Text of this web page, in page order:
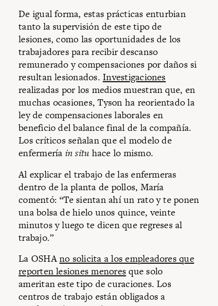
De igual forma, estas prácticas enturbian
tanto la supervisión de este tipo de
lesiones, como las oportunidades de los
trabajadores para recibir descanso
remunerado y compensaciones por daños si
resultan lesionados.Investigaciones
realizadas por los medios muestran que, en
muchas ocasiones, Tyson ha reorientado la
ley de compensaciones laborales en
beneficio del balance final de la compañía.
Los críticos señalan que el modelo de
enfermería in situ hace lo mismo.
Al explicar el trabajo de las enfermeras
dentro de la planta de pollos, María
comentó: “Te sientan ahí un rato y te ponen
una bolsa de hielo unos quince, veinte
minutos y luego te dicen que regreses al
trabajo.”
La OSHAno solicita a los empleadores que
reporten lesiones menoresque solo
ameritan este tipo de curaciones. Los
centros de trabajo están obligados a